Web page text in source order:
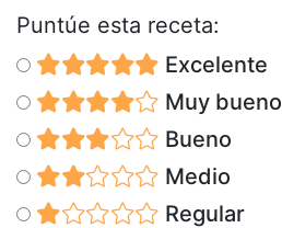
Puntúe esta receta:
Excelente
Muy bueno
Bueno
Medio
Regular